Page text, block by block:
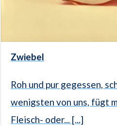
Zwiebel
Roh und pur gegessen,
wenigsten von uns, fügt
Fleisch- oder... [...]